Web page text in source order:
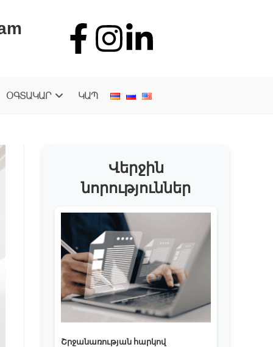
ՕԳՏԱԿԱՐ ԿԱՊ
Վերջին
նորություններ
Շրջանառության հարկով